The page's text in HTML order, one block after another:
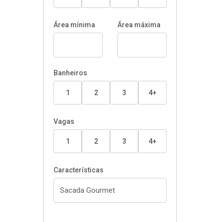
Área mínima Área máxima
Banheiros
1 2 3 4+
Vagas
1 2 3 4+
Características